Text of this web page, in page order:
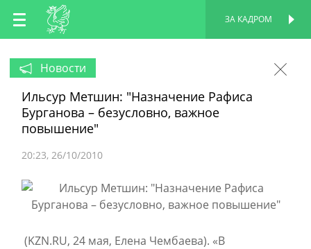
RU
EN
ЗА КАДРОМ
Новости
Ильсур Метшин: "Назначение Рафиса
Бурганова – безусловно, важное
повышение"
20:23 26/10/2010
(KZN.RU, 24 мая, Елена Чембаева). «В
ПЕРСОНАЛЬНАЯ